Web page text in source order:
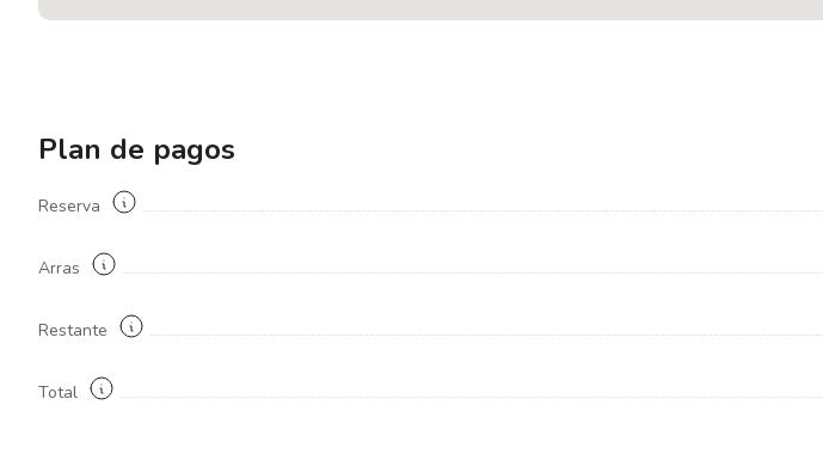
Plan de pagos
Reserva
Arras
Restante
Total